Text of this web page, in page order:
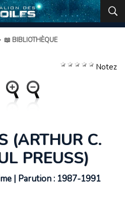
📖 BIBLIOTHÈQUE
Notez
(ARTHUR C.
PREUSS)
| Parution : 1987-1991